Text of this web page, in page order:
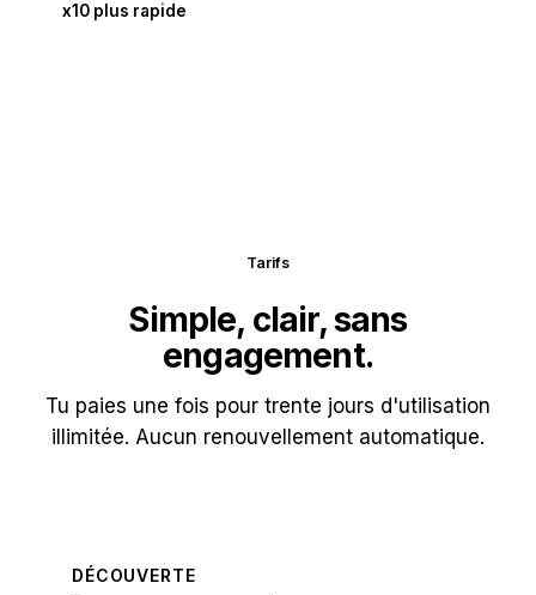
x10 plus rapide
Tarifs
Simple, clair, sans
engagement.
Tu paies une fois pour trente jours d'utilisation
illimitée. Aucun renouvellement automatique.
DÉCOUVERTE